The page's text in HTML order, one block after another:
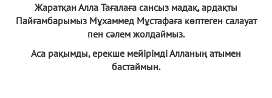
Жаратқан Алла Тағалаға сансыз мадақ, ардақты
Пайғамбарымыз Мұхаммед Мұстафаға көптеген салауат
пен сәлем жолдаймыз.
Аса рақымды, ерекше мейірімді Алланың атымен
бастаймын.